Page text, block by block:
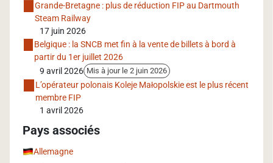
Grande-Bretagne : plus de réduction FIP au Dartmouth
Steam Railway
17 juin 2026
Belgique : la SNCB met fin à la vente de billets à bord à
partir du 1er juillet 2026
9 avril 2026 Mis à jour le 2 juin 2026
L’opérateur polonais Koleje Małopolskie est le plus récent
membre FIP
1 avril 2026
Pays associés
Allemagne